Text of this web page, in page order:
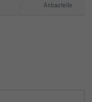
Anbauteile